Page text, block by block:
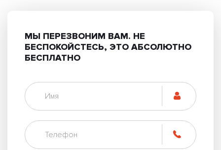
МЫ ПЕРЕЗВОНИМ ВАМ. НЕ
БЕСПОКОЙСТЕСЬ, ЭТО АБСОЛЮТНО
БЕСПЛАТНО